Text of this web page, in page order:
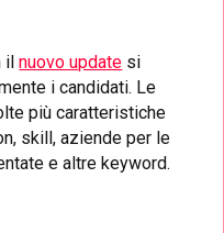
ilnuovo update si
i candidati. Le
più caratteristiche
skill, aziende per le
e altre keyword.